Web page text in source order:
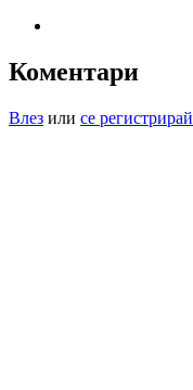
Коментари
Влез или се регистрирай